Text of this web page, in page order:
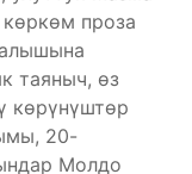
проза
таяныч, өз
көрүнүштөр
20-
Молдо